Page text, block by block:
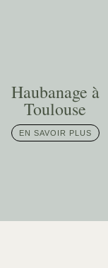
Haubanage à
Toulouse
EN SAVOIR PLUS